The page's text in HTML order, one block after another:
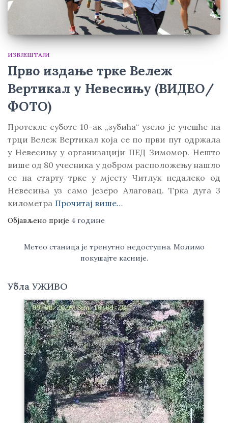
ИЗВЈЕШТАЈИ
Прво издање трке Вележ
Вертикал у Невесињу (ВИДЕО/
ФОТО)
Протекле суботе 10-ак „зубића“ узело је учешће на
трци Вележ Вертикал која се по први пут одржала
у Невесињу у организацији ПЕД Зимомор. Нешто
више од 80 учесника у добром расположењу нашло
се на старту трке у мјесту Читлук недалеко од
Невесиња уз само језеро Алаговац. Трка дуга 3
километра Прочитај више…
Објављено прије 4 године
Метео станица је тренутно недоступна. Молимо
покушајте касније.
Убла УЖИВО